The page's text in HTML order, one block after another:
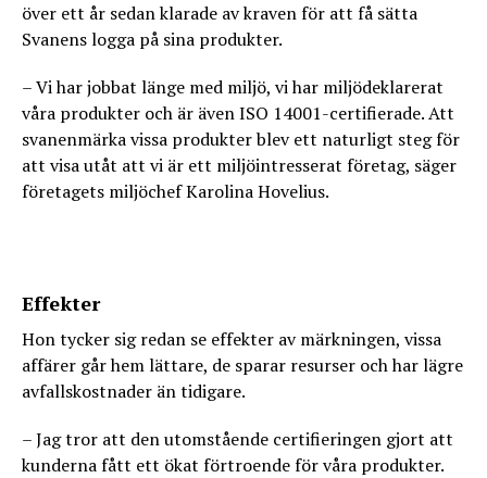
över ett år sedan klarade av kraven för att få sätta
Svanens logga på sina produkter.
– Vi har jobbat länge med miljö, vi har miljödeklarerat
våra produkter och är även ISO 14001-certifierade. Att
svanenmärka vissa produkter blev ett naturligt steg för
att visa utåt att vi är ett miljöintresserat företag, säger
företagets miljöchef Karolina Hovelius.
Effekter
Hon tycker sig redan se effekter av märkningen, vissa
affärer går hem lättare, de sparar resurser och har lägre
avfallskostnader än tidigare.
– Jag tror att den utomstående certifieringen gjort att
kunderna fått ett ökat förtroende för våra produkter.